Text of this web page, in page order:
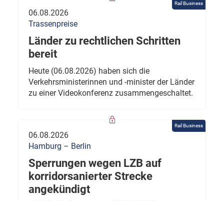
Rail Business
06.08.2026
Trassenpreise
Länder zu rechtlichen Schritten
bereit
Heute (06.08.2026) haben sich die
Verkehrsministerinnen und -minister der Länder
zu einer Videokonferenz zusammengeschaltet.
Rail Business
06.08.2026
Hamburg – Berlin
Sperrungen wegen LZB auf
korridorsanierter Strecke
angekündigt